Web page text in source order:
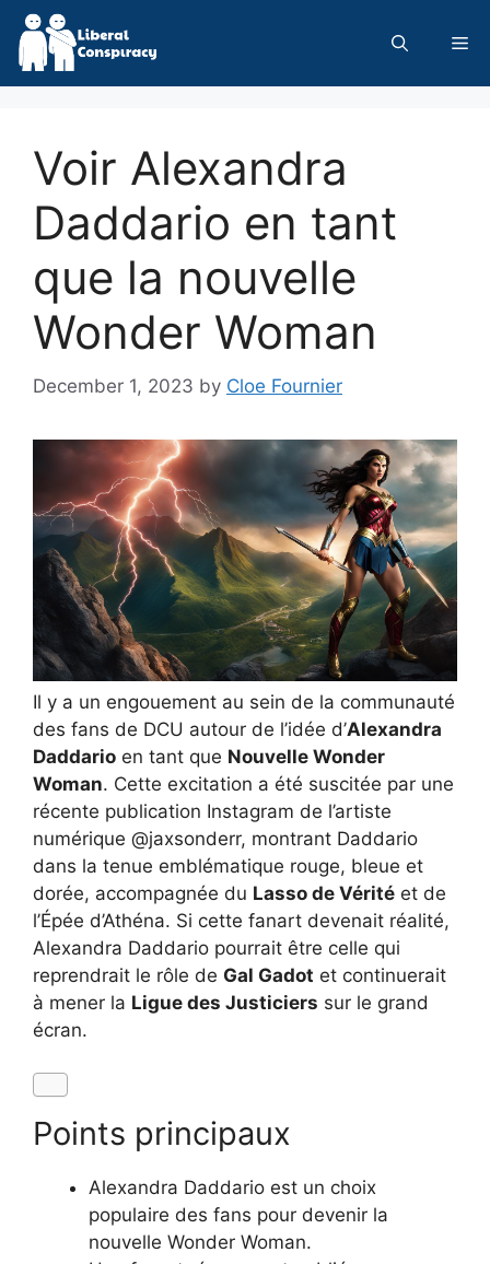
Skip
content
Voir Alexandra
Daddario en tant
que la nouvelle
Wonder Woman
December 1, 2023 by Cloe Fournier
Il y a un engouement au sein de la communauté
des fans de DCU autour de l’idée d’Alexandra
Daddario en tant que Nouvelle Wonder
Woman. Cette excitation a été suscitée par une
récente publication Instagram de l’artiste
numérique @jaxsonderr, montrant Daddario
dans la tenue emblématique rouge, bleue et
dorée, accompagnée du Lasso de Vérité et de
l’Épée d’Athéna. Si cette fanart devenait réalité,
Alexandra Daddario pourrait être celle qui
reprendrait le rôle de Gal Gadot et continuerait
à mener la Ligue des Justiciers sur le grand
écran.
Points principaux
Alexandra Daddario est un choix
populaire des fans pour devenir la
nouvelle Wonder Woman.